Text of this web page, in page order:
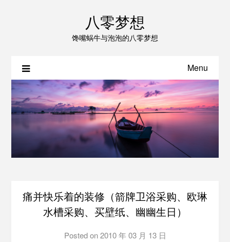
八零梦想
馋嘴蜗牛与泡泡的八零梦想
Menu
痛并快乐着的装修（箭牌卫浴采购、欧琳
水槽采购、买壁纸、幽幽生日）
Posted on2010 年 03 月 13 日